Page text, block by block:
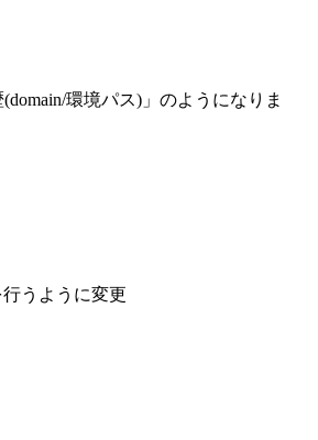
環境パス)」のようになりま
うように変更